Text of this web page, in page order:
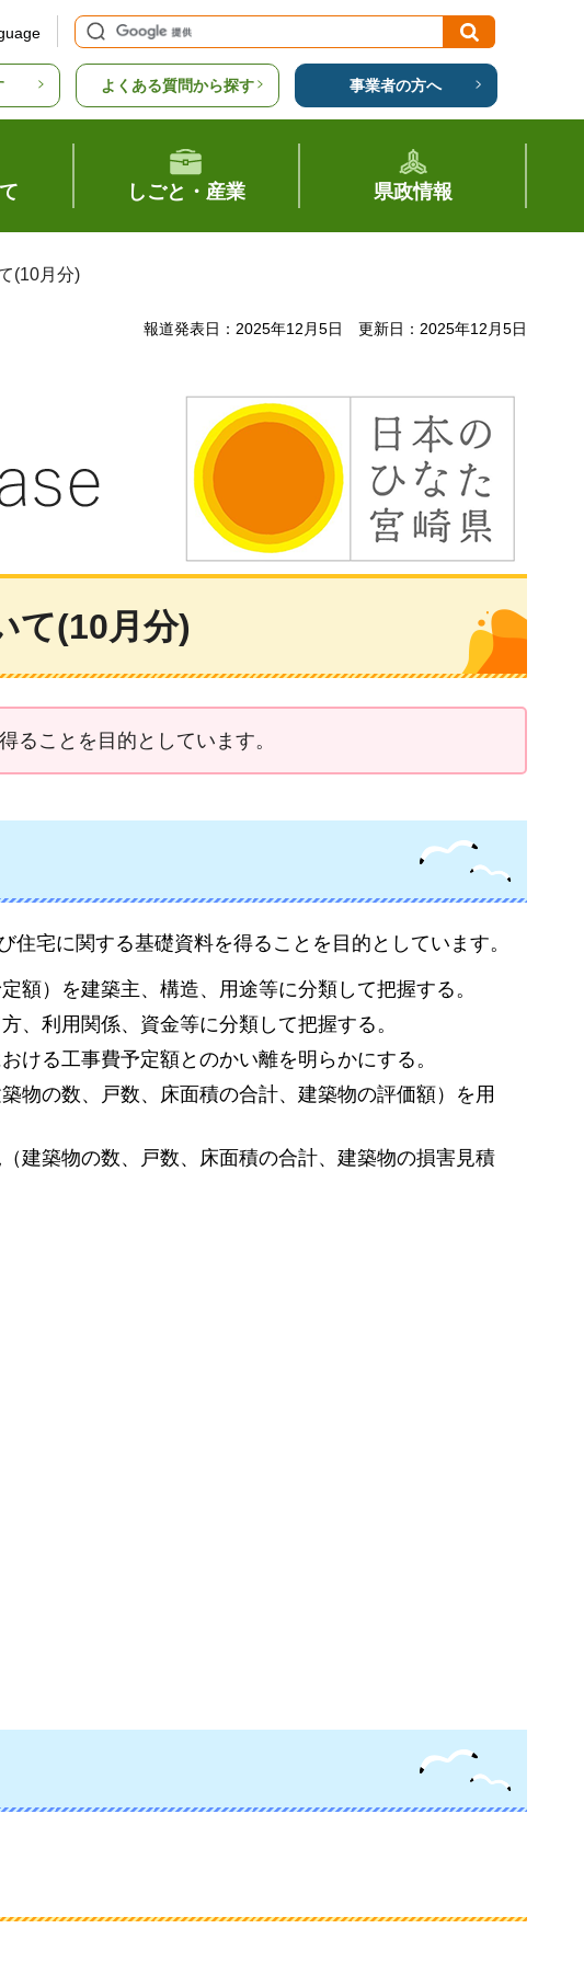
よくある質問から探す 事業者の方へ
しごと・産業 県政情報
(10月分)
報道発表日：2025年12月5日 更新日：2025年12月5日
て(10月分)
ることを目的としています。
宅に関する基礎資料を得ることを目的としています。
額）を建築主、構造、用途等に分類して把握する。
、利用関係、資金等に分類して把握する。
ける工事費予定額とのかい離を明らかにする。
物の数、戸数、床面積の合計、建築物の評価額）を用
建築物の数、戸数、床面積の合計、建築物の損害見積